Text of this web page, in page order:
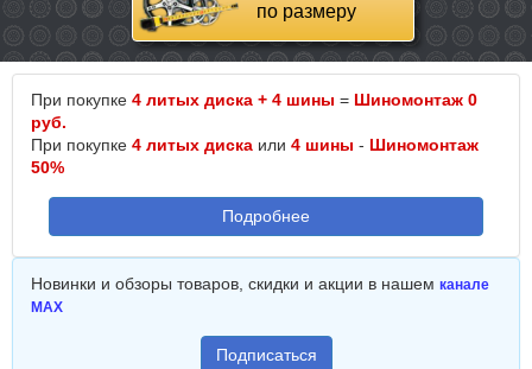
по размеру
При покупке 4 литых диска + 4 шины = Шиномонтаж 0
руб.
При покупке 4 литых диска или 4 шины - Шиномонтаж
50%
Подробнее
Новинки и обзоры товаров, скидки и акции в нашем канале
MAX
Подписаться